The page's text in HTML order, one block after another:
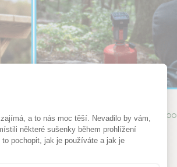
, věnujete sekutilství,kempování nebo
sprejů, krémů či rušivých sítí a pastí.